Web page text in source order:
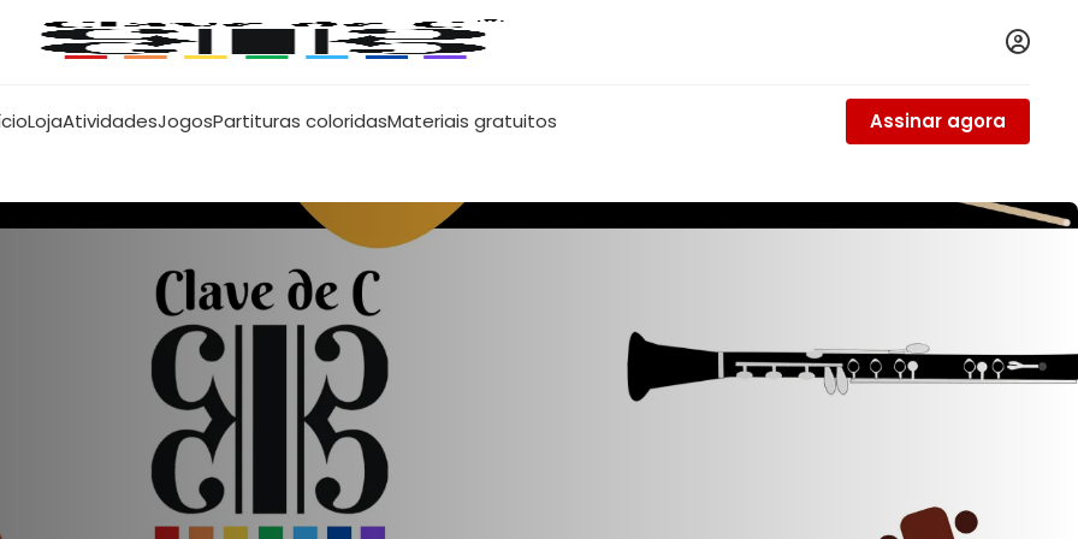
LojaAtividadesJogosPartituras coloridasMateriais gratuitos Assinar agora